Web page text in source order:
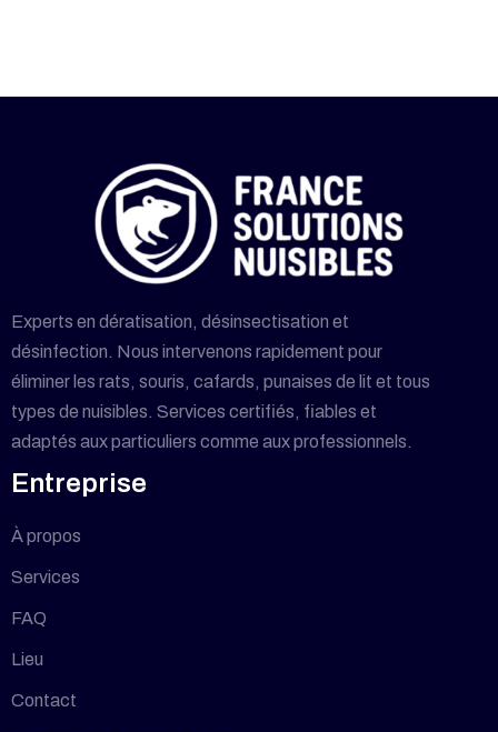
Experts en dératisation, désinsectisation et
désinfection. Nous intervenons rapidement pour
éliminer les rats, souris, cafards, punaises de lit et tous
types de nuisibles. Services certifiés, fiables et
adaptés aux particuliers comme aux professionnels.
Entreprise
À propos
Services
FAQ
Lieu
Contact